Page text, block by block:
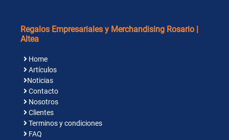
Regalos Empresariales y Merchandising Rosario |
Altea
Home
Artículos
Noticias
Contacto
Nosotros
Clientes
Terminos y condiciones
FAQ